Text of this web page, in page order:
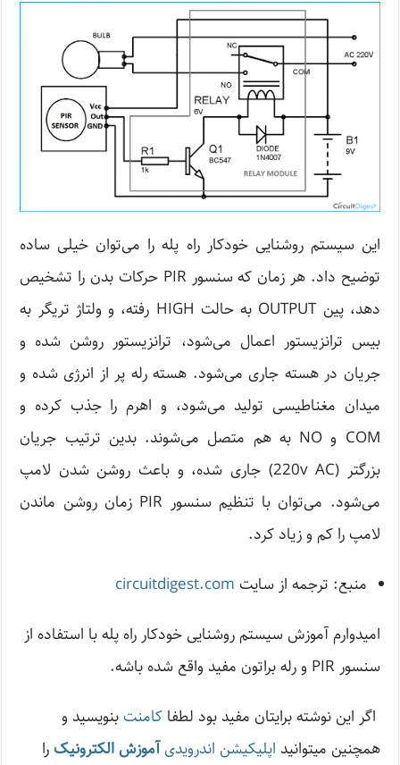
این سیستم روشنایی خودکار راه پله را می‌توان خیلی ساده
توضیح داد. هر زمان که سنسور PIR حرکات بدن را تشخیص
دهد، پین OUTPUT به حالت HIGH رفته، و ولتاژ تریگر به
بیس ترانزیستور اعمال می‌شود، ترانزیستور روشن شده و
جریان در هسته جاری می‌شود. هسته رله پر از انرژی شده و
میدان مغناطیسی تولید می‌شود، و اهرم را جذب کرده و
COM و NO به هم متصل می‌شوند. بدین ترتیب جریان
بزرگتر (220v AC) جاری شده، و باعث روشن شدن لامپ
می‌شود. می‌توان با تنظیم سنسور PIR زمان روشن ماندن
لامپ را کم و زیاد کرد.
منبع: ترجمه از سایت circuitdigest.com
امیدوارم آموزش سیستم روشنایی خودکار راه پله با استفاده از
سنسور PIR و رله براتون مفید واقع شده باشه.
اگر این نوشته‌ برایتان مفید بود لطفاکامنت بنویسید و
همچنین میتوانید اپلیکیشن اندرویدیآموزش الکترونیک را